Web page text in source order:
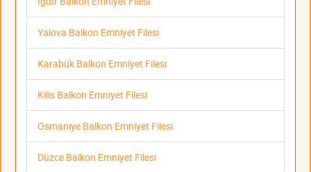
Yalova Balkon Emniyet Filesi
Karabük Balkon Emniyet Filesi
Kilis Balkon Emniyet Filesi
Osmaniye Balkon Emniyet Filesi
Düzce Balkon Emniyet Filesi